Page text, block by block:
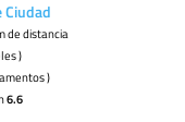
Ciudad
de distancia
)
)
6.6